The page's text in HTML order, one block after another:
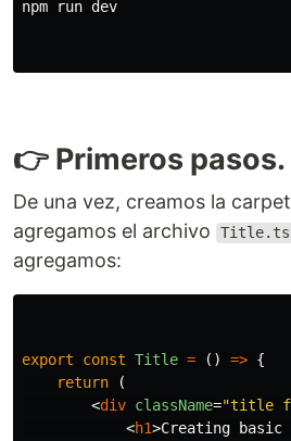
npm run dev
👉 Primeros pasos.
De una vez, creamos la
agregamos el archivo
agregamos:
export const Title = () => {
return
(
<div className="title
<h1>Creating basic